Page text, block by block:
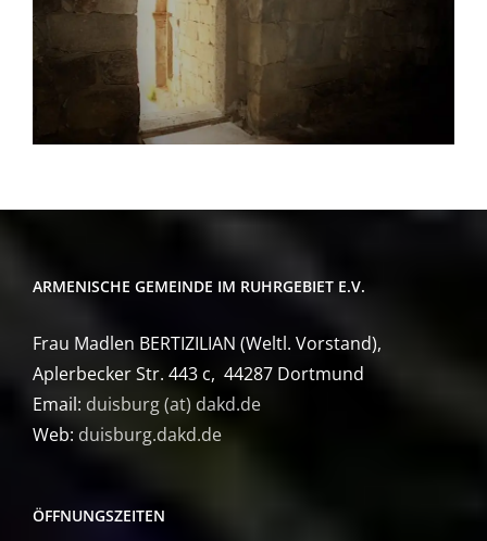
ARMENISCHE GEMEINDE IM RUHRGEBIET E.V.
Frau Madlen BERTIZILIAN (Weltl. Vorstand),
Aplerbecker Str. 443 c, 44287 Dortmund
Email: duisburg (at) dakd.de
Web: duisburg.dakd.de
ÖFFNUNGSZEITEN